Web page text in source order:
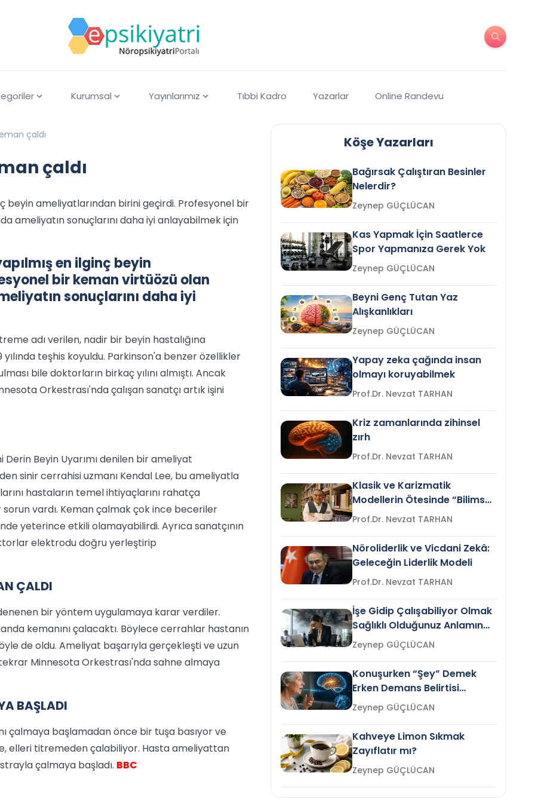
Kurumsal Yayınlarımız Tıbbi Kadro Yazarlar Online Randevu
çaldı
çaldı
beyin ameliyatlarından birini geçirdi. Profesyonel bir
ameliyatın sonuçlarını daha iyi anlayabilmek için
en ilginç beyin
bir keman virtüözü olan
sonuçlarını daha iyi
adı verilen, nadir bir beyin hastalığına
teşhis koyuldu. Parkinson'a benzer özellikler
bile doktorların birkaç yılını almıştı. Ancak
Orkestrası'nda çalışan sanatçı artık işini
Beyin Uyarımı denilen bir ameliyat
sinir cerrahisi uzmanı Kendal Lee, bu ameliyatla
hastaların temel ihtiyaçlarını rahatça
vardı. Keman çalmak çok ince beceriler
yeterince etkili olamayabilirdi. Ayrıca sanatçının
elektrodu doğru yerleştirip
ÇALDI
bir yöntem uygulamaya karar verdiler.
kemanını çalacaktı. Böylece cerrahlar hastanın
de oldu. Ameliyat başarıyla gerçekleşti ve uzun
Minnesota Orkestrası'nda sahne almaya
BAŞLADI
çalmaya başlamadan önce bir tuşa basıyor ve
elleri titremeden çalabiliyor. Hasta ameliyattan
çalmaya başladı. BBC
Köşe Yazarları
Bağırsak Çalıştıran Besinler
Nelerdir?
Zeynep GÜÇLÜCAN
Kas Yapmak İçin Saatlerce
Spor Yapmanıza Gerek Yok
Zeynep GÜÇLÜCAN
Beyni Genç Tutan Yaz
Alışkanlıkları
Zeynep GÜÇLÜCAN
Yapay zeka çağında insan
olmayı koruyabilmek
Prof.Dr. Nevzat TARHAN
Kriz zamanlarında zihinsel
zırh
Prof.Dr. Nevzat TARHAN
Klasik ve Karizmatik
Modellerin Ötesinde “Bilimsel
Liderlik”
Prof.Dr. Nevzat TARHAN
Nöroliderlik ve Vicdani Zekâ:
Geleceğin Liderlik Modeli
Prof.Dr. Nevzat TARHAN
İşe Gidip Çalışabiliyor Olmak
Sağlıklı Olduğunuz Anlamına
Gelir mi?Zeynep GÜÇLÜCAN
Konuşurken “Şey” Demek
Erken Demans Belirtisi
Olabilir mi?Zeynep GÜÇLÜCAN
Kahveye Limon Sıkmak
Zayıflatır mı?
Zeynep GÜÇLÜCAN